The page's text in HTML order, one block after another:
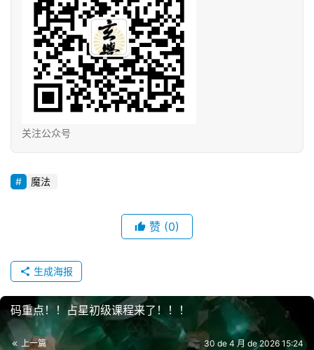
关注公众号
魔法
赞 (0)
生成海报
码重点！！占星初级课程来了！！！
上一篇 30 de 4 月 de 2026 15:24